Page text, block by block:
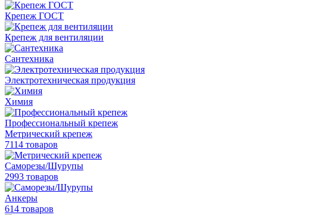
Крепеж ГОСТ
Крепеж для вентиляции
Сантехника
Электротехническая продукция
Химия
Профессиональный крепеж
Метрический крепеж
7114 товаров
Саморезы/Шурупы
2993 товаров
Анкеры
614 товаров